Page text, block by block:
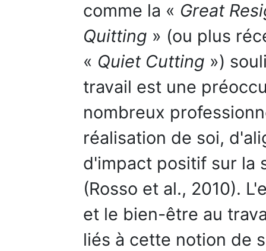
comme la « Great
Quitting » (ou plus
« Quiet Cutting »)
travail est une
nombreux
réalisation de soi,
d'impact positif sur la
(Rosso et al., 2010).
et le bien-être au
liés à cette notion de